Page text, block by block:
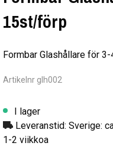
15st/förp
Formbar Glashållare för
Artikelnr glh002
I lager
Leveranstid: Sverige:
1-2 viikkoa